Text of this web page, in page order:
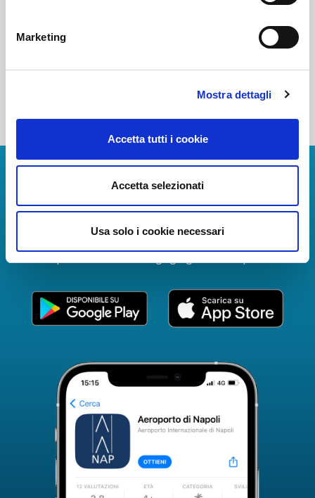
Marketing
Mostra dettagli
Accetta tutti i cookie
Accetta selezionati
Usa solo i cookie necessari
Download Apps
The Guide to Naples International Airport Services!
Real-time information on flights, all services and